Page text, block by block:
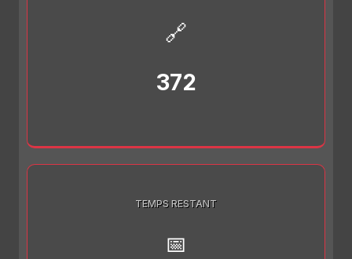
🔗
372
TEMPS RESTANT
📅